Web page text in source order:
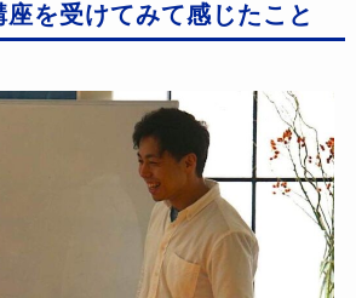
を受けてみて感じたこと